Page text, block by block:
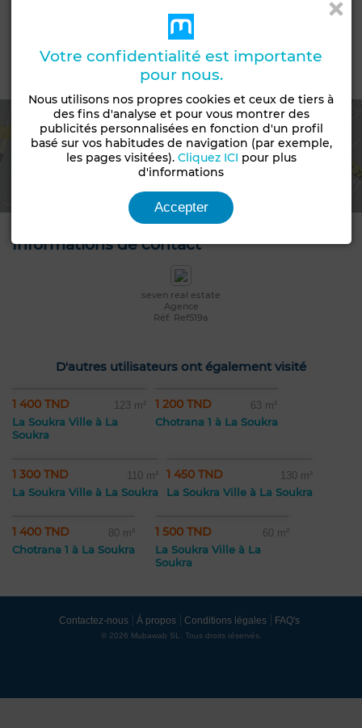
Bon état / habitable
Chauffage central
Voir la carte
Informations de contact
seven real estate
Agence
Réf: Ref519a
D'autres utilisateurs ont également visité
1 400 TND 123 m²
La Soukra Ville à La
Soukra
1 200 TND 63 m²
Chotrana 1 à La Soukra
1 300 TND 110 m²
La Soukra Ville à La Soukra
1 450 TND 130 m²
La Soukra Ville à La Soukra
1 400 TND 80 m²
Chotrana 1 à La Soukra
1 500 TND 60 m²
La Soukra Ville à La
Soukra
Contactez-nous À propos Conditions légales FAQ's
© 2026 Mubawab SL. Tous droits réservés.
Votre confidentialité est importante
pour nous.
Nous utilisons nos propres cookies et ceux de tiers à
des fins d'analyse et pour vous montrer des
publicités personnalisées en fonction d'un profil
basé sur vos habitudes de navigation (par exemple,
les pages visitées). Cliquez ICI pour plus
d'informations
Accepter